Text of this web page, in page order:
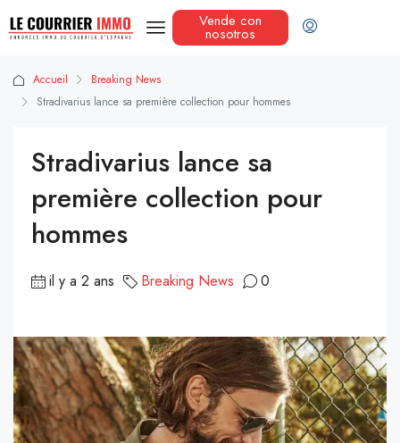
Vende con
nosotros
Accueil
Breaking News
Stradivarius lance sa première collection pour hommes
Stradivarius lance sa
première collection pour
hommes
il y a 2 ans Breaking News 0